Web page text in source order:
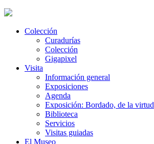
Colección
Curadurías
Colección
Gigapixel
Visita
Información general
Exposiciones
Agenda
Exposición: Bordado, de la virtud
Biblioteca
Servicios
Visitas guiadas
El Museo